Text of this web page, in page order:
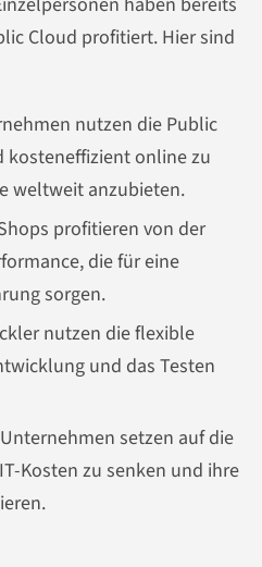
Cloud profitiert. Hier sind
nutzen die Public
kosteneffizient online zu
weltweit anzubieten.
profitieren von der
die für eine
sorgen.
nutzen die flexible
und das Testen
setzen auf die
Kosten zu senken und ihre